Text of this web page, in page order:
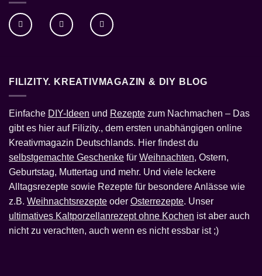
FILIZITY. KREATIVMAGAZIN & DIY BLOG
Einfache DIY-Ideen und Rezepte zum Nachmachen – Das
gibt es hier auf Filizity., dem ersten unabhängigen online
Kreativmagazin Deutschlands. Hier findest du
selbstgemachte Geschenke für Weihnachten, Ostern,
Geburtstag, Muttertag und mehr. Und viele leckere
Alltagsrezepte sowie Rezepte für besondere Anlässe wie
z.B. Weihnachtsrezepte oder Osterrezepte. Unser
ultimatives Kaltporzellanrezept ohne Kochen ist aber auch
nicht zu verachten, auch wenn es nicht essbar ist ;)